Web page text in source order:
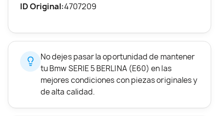
ID Original:4707209
No dejes pasar la oportunidad de mantener
tu Bmw SERIE 5 BERLINA (E60) en las
mejores condiciones con piezas originales y
de alta calidad.